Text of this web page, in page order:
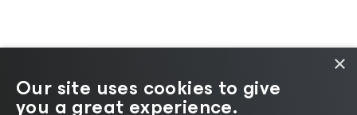
×
Our site uses cookies to give
you a great experience.